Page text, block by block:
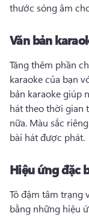
thước sóng âm
Văn bản
Tăng thêm phần
karaoke của bạn
bản karaoke giúp
hát theo thời gian
nữa. Màu sắc
bài hát được phát.
Hiệu ứng đặc
Tô đậm tâm trạng
bằng những hiệu